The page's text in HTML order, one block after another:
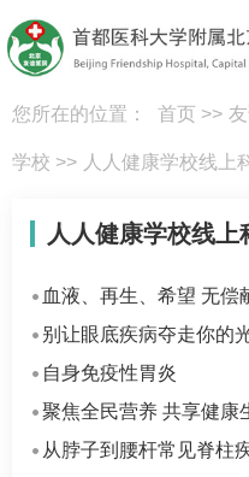
您所在的位置： 首页 >>
学校 >> 人人健康学校线上
人人健康学校线上
血液、再生、希望 无偿
别让眼底疾病夺走你的
自身免疫性胃炎
聚焦全民营养 共享健康
从脖子到腰杆常见脊柱